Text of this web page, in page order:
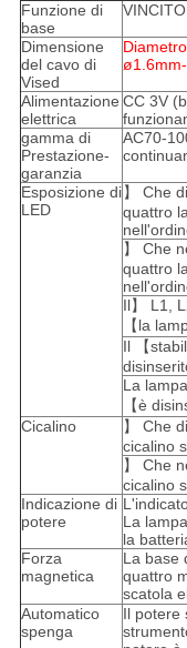
Funzione di
base
Dimensione
del cavo di
Vised
Alimentazione
elettrica
CC 3V
gamma di
Prestazione-
garanzia
AC70-
Esposizione di
LED
】 Che
quattro
】 Che
quattro
Il】 L1,
【la
Il 【
La
【è
Cicalino
】 Che
cicalino
】 Che
cicalino
Indicazione di
potere
La
la
Forza
magnetica
La base
quattro
scatola
Automatico
spenga
Il potere